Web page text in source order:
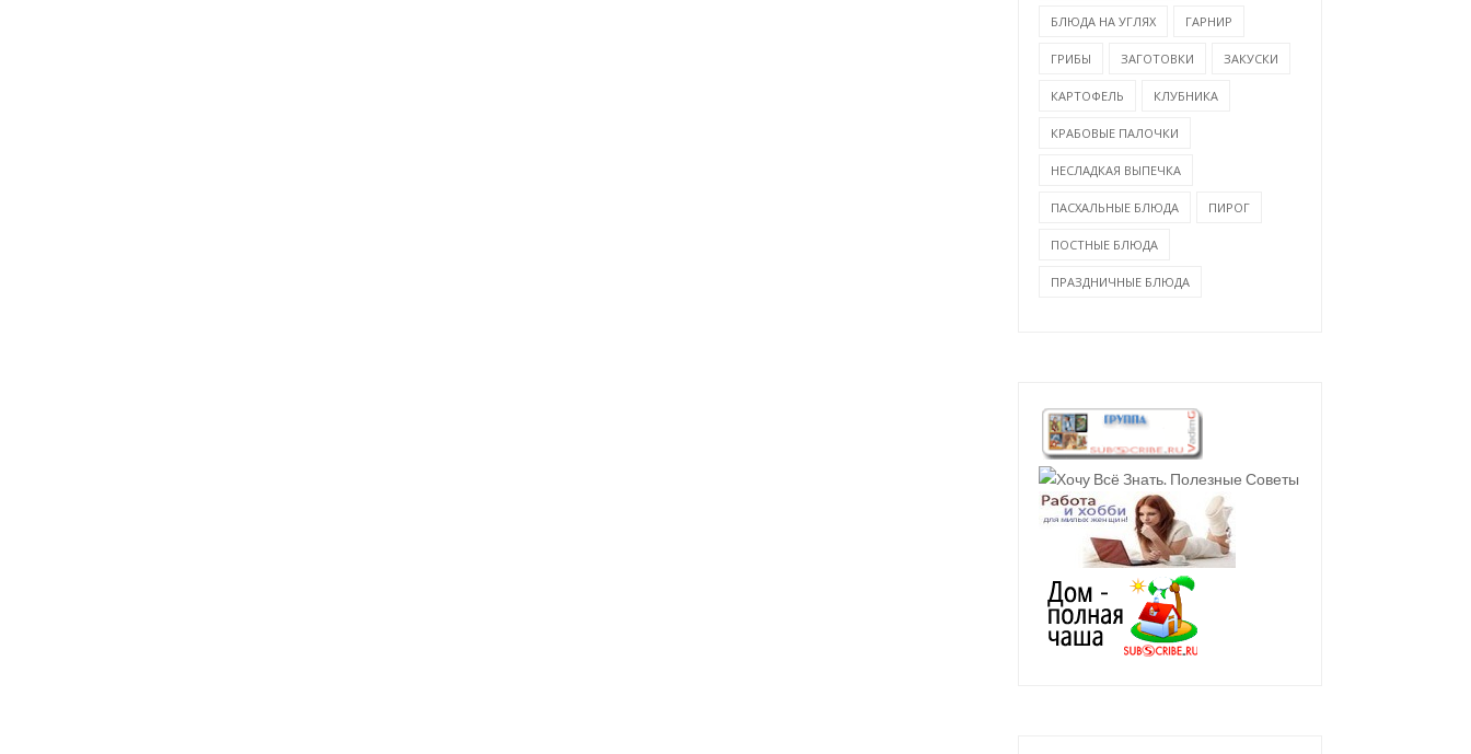
БЛЮДА НА УГЛЯХ ГАРНИР
ГРИБЫ ЗАГОТОВКИ ЗАКУСКИ
КАРТОФЕЛЬ КЛУБНИКА
КРАБОВЫЕ ПАЛОЧКИ
НЕСЛАДКАЯ ВЫПЕЧКА
ПАСХАЛЬНЫЕ БЛЮДА ПИРОГ
ПОСТНЫЕ БЛЮДА
ПРАЗДНИЧНЫЕ БЛЮДА